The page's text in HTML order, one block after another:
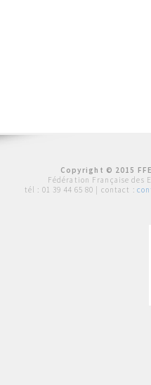
Copyright © 2015
Fédération Française des
tél : 01 39 44 65 80 | contact :